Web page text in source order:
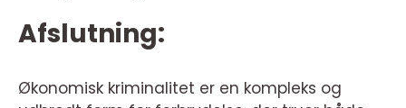
Afslutning:
Økonomisk kriminalitet er en kompleks og